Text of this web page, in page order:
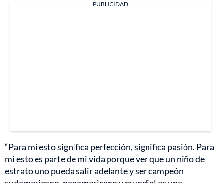
PUBLICIDAD
“Para mí esto significa perfección, significa pasión. Para
mí esto es parte de mi vida porque ver que un niño de
estrato uno pueda salir adelante y ser campeón